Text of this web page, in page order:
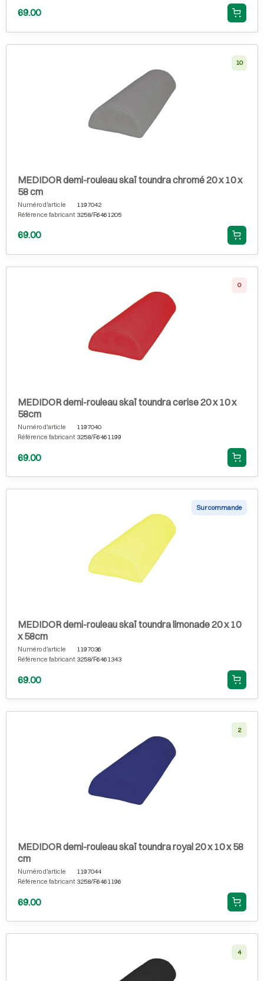
69.00
10
MEDIDOR demi-rouleau skaï toundra chromé 20 x 10 x
58 cm
Numéro d'article
1197042
Référence fabricant 3258/F6461205
69.00
0
MEDIDOR demi-rouleau skaï toundra cerise 20 x 10 x
58cm
Numéro d'article
1197040
Référence fabricant 3258/F6461199
69.00
Sur commande
MEDIDOR demi-rouleau skaï toundra limonade 20 x 10
x 58cm
Numéro d'article
1197036
Référence fabricant 3258/F6461343
69.00
2
MEDIDOR demi-rouleau skaï toundra royal 20 x 10 x 58
cm
Numéro d'article
1197044
Référence fabricant 3258/F6461196
69.00
4